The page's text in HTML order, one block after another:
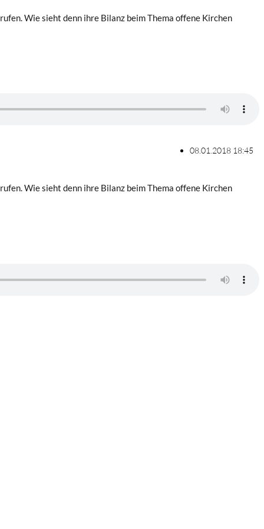
Wie sieht denn ihre Bilanz beim Thema offene Kirchen
08.01.2018 18:45
Wie sieht denn ihre Bilanz beim Thema offene Kirchen